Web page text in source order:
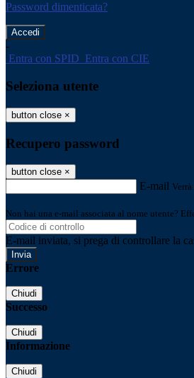
Password dimenticata?
-
Entra con SPID Entra con CIE
Seleziona utente
button close ×
Recupero password
button close ×
E-mail
Non hai una e-mail associata al nome utente?
E-mail inviata, si prega di controllare la
Errore
Chiudi
Successo
Chiudi
Informazione
Chiudi